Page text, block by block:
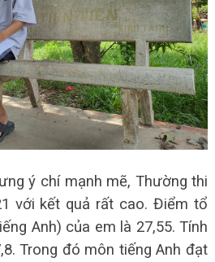
ý chí mạnh mẽ, Thường thi
với kết quả rất cao. Điểm tổ
Anh) của em là 27,55. Tính
Trong đó môn tiếng Anh đạt